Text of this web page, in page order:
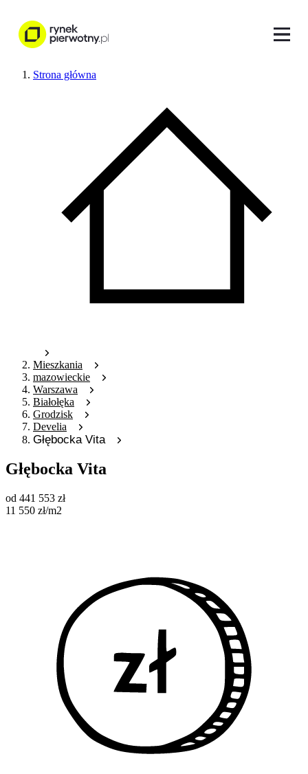
Strona główna
Mieszkania
mazowieckie
Warszawa
Białołęka
Grodzisk
Develia
Głębocka Vita
Głębocka Vita
od 441 553 zł
11 550 zł/m2